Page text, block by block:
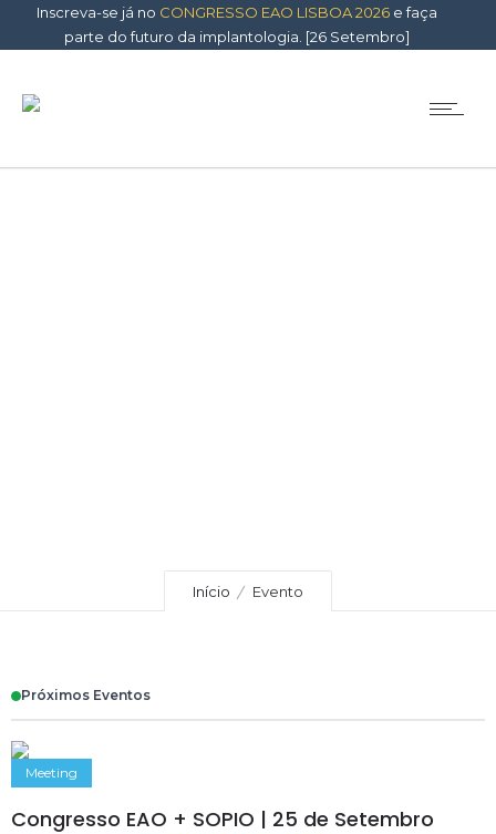
Inscreva-se já no CONGRESSO EAO LISBOA 2026 e faça
parte do futuro da implantologia. [26 Setembro]
Início Evento
Próximos Eventos
Meeting
Congresso EAO + SOPIO | 25 de Setembro